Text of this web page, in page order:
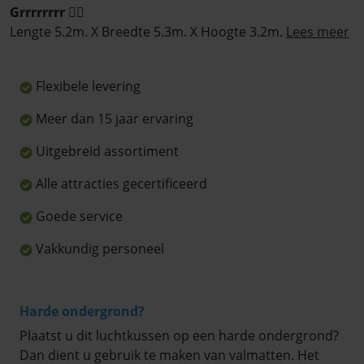
Grrrrrrrr 🐱‍🐉
Lengte 5.2m. X Breedte 5.3m. X Hoogte 3.2m. Lees meer
Flexibele levering
Meer dan 15 jaar ervaring
Uitgebreid assortiment
Alle attracties gecertificeerd
Goede service
Vakkundig personeel
Harde ondergrond?
Plaatst u dit luchtkussen op een harde ondergrond?
Dan dient u gebruik te maken van valmatten. Het